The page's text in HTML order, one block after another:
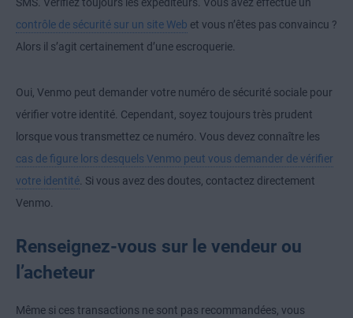
SMS. Vérifiez toujours les expéditeurs. Vous avez effectué un
contrôle de sécurité sur un site Web et vous n’êtes pas convaincu ?
Alors il s’agit certainement d’une escroquerie.
Oui, Venmo peut demander votre numéro de sécurité sociale pour
vérifier votre identité. Cependant, soyez toujours très prudent
lorsque vous transmettez ce numéro. Vous devez connaître les
cas de figure lors desquels Venmo peut vous demander de vérifier
votre identité. Si vous avez des doutes, contactez directement
Venmo.
Renseignez-vous sur le vendeur ou
l’acheteur
Même si ces transactions ne sont pas recommandées, vous